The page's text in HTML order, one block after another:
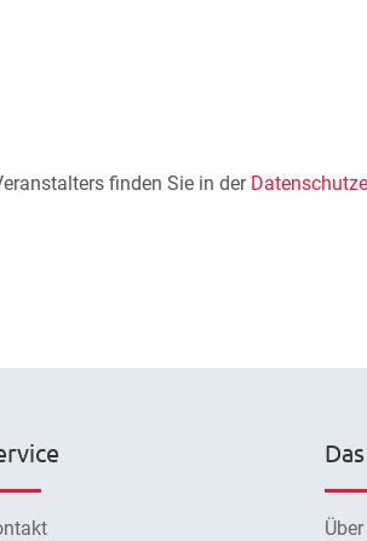
finden Sie in der